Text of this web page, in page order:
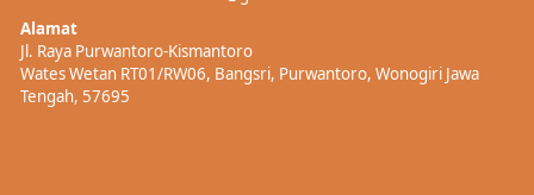
Alamat
Jl. Raya Purwantoro-Kismantoro
Wates Wetan RT01/RW06, Bangsri, Purwantoro, Wonogiri Jawa
Tengah, 57695